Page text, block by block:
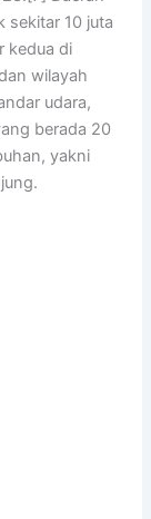
sekitar 10 juta
kedua di
wilayah
udara,
berada 20
yakni